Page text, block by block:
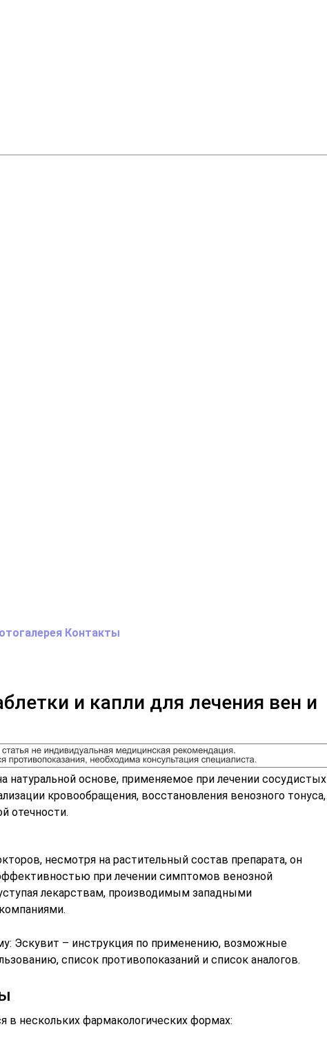
Контакты
и капли для лечения вен и
натуральной основе, применяемое при лечении сосудистых
кровообращения, восстановления венозного тонуса,
отечности.
несмотря на растительный состав препарата, он
при лечении симптомов венозной
лекарствам, производимым западными
Эскувит – инструкция по применению, возможные
список противопоказаний и список аналогов.
в нескольких фармакологических формах: